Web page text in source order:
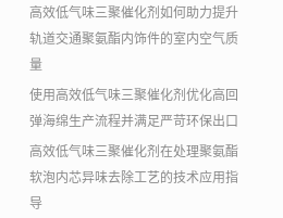
高效低气味三聚催化剂如何助力提升
轨道交通聚氨酯内饰件的室内空气质
量
使用高效低气味三聚催化剂优化高回
弹海绵生产流程并满足严苛环保出口
高效低气味三聚催化剂在处理聚氨酯
软泡内芯异味去除工艺的技术应用指
导